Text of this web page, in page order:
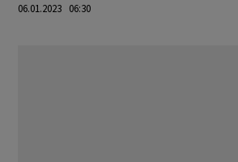
06.01.2023 06:30